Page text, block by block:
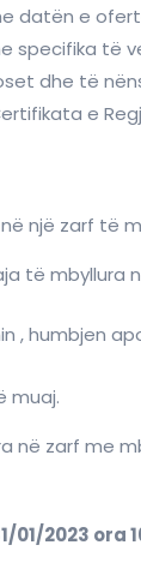
datën e
specifika të
dhe të
e
një zarf të
të mbyllura
, humbjen
muaj.
zarf me
2023 ora